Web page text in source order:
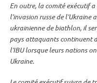
En outre, la comité exécutif
l’invasion russe de
ukrainienne de biathlon, il
pays attaquants continuent
l’IBUlorsque leurs nations
Ukraine.